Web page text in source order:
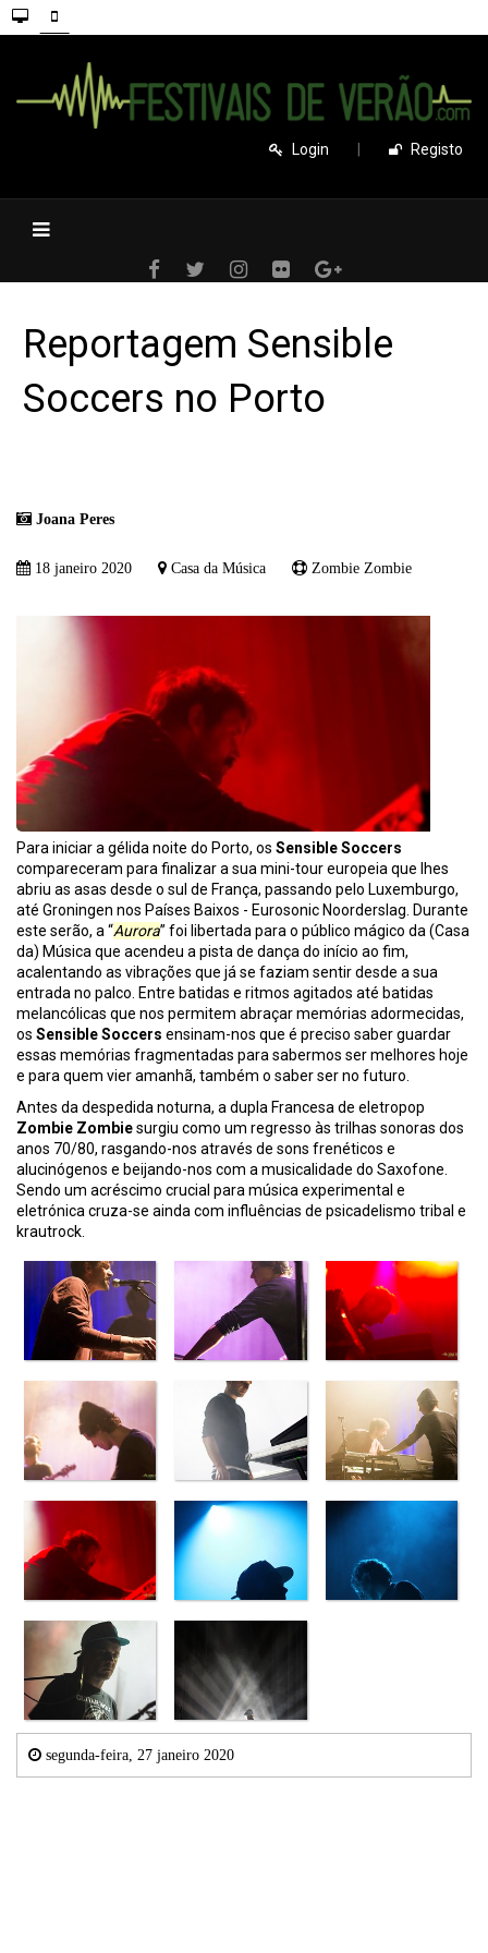
Login Registo
Reportagem Sensible
Soccers no Porto
Joana Peres
18 janeiro 2020 Casa da Música Zombie Zombie
Para iniciar a gélida noite do Porto, os Sensible Soccers
compareceram para finalizar a sua mini-tour europeia que lhes
abriu as asas desde o sul de França, passando pelo Luxemburgo,
até Groningen nos Países Baixos - Eurosonic Noorderslag. Durante
este serão, a “Aurora” foi libertada para o público mágico da (Casa
da) Música que acendeu a pista de dança do início ao fim,
acalentando as vibrações que já se faziam sentir desde a sua
entrada no palco. Entre batidas e ritmos agitados até batidas
melancólicas que nos permitem abraçar memórias adormecidas,
os Sensible Soccers ensinam-nos que é preciso saber guardar
essas memórias fragmentadas para sabermos ser melhores hoje
e para quem vier amanhã, também o saber ser no futuro.
Antes da despedida noturna, a dupla Francesa de eletropop
Zombie Zombiesurgiu como um regresso às trilhas sonoras dos
anos 70/80, rasgando-nos através de sons frenéticos e
alucinógenos e beijando-nos com a musicalidade do Saxofone.
Sendo um acréscimo crucial para música experimental e
eletrónica cruza-se ainda com influências de psicadelismo tribal e
krautrock.
segunda-feira, 27 janeiro 2020